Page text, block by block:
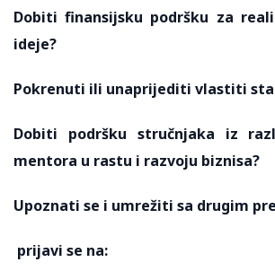
Dobiti finansijsku podršku za
ideje?
Pokrenuti ili unaprijediti vlastiti
Dobiti podršku stručnjaka iz
mentora u rastu i razvoju biznisa?
Upoznati se i umrežiti sa drugim
prijavi se na: